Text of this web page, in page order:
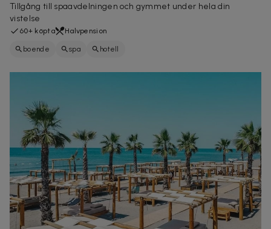
Tillgång till spaavdelningen och gymmet under hela din
vistelse
60+ köpta Halvpension
boende spa hotell